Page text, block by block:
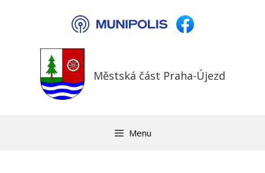
Městská část Praha-Újezd
Menu